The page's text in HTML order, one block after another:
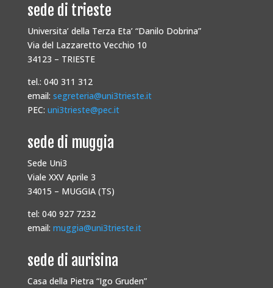
sede di trieste
Universita’ della Terza Eta’ “Danilo Dobrina”
Via del Lazzaretto Vecchio 10
34123 – TRIESTE
tel.: 040 311 312
email: segreteria@uni3trieste.it
PEC: uni3trieste@pec.it
sede di muggia
Sede Uni3
Viale XXV Aprile 3
34015 – MUGGIA (TS)
tel: 040 927 7232
email: muggia@uni3trieste.it
sede di aurisina
Casa della Pietra “Igo Gruden”